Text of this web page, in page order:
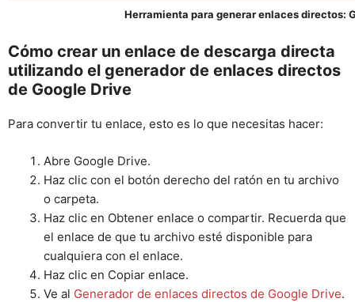
Herramienta para generar enlaces directos:
Cómo crear un enlace de descarga directa
utilizando el generador de enlaces directos
de Google Drive
Para convertir tu enlace, esto es lo que necesitas hacer:
Abre Google Drive.
Haz clic con el botón derecho del ratón en tu archivo
o carpeta.
Haz clic en Obtener enlace o compartir. Recuerda que
el enlace de que tu archivo esté disponible para
cualquiera con el enlace.
Haz clic en Copiar enlace.
Ve al Generador de enlaces directos de Google Drive.